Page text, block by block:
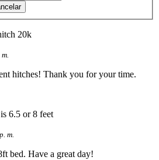
20k
hitches! Thank you for your time.
6.5 or 8 feet
m.
bed. Have a great day!